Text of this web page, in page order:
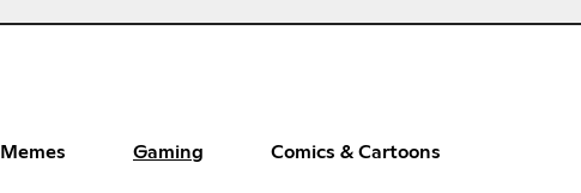
Memes Gaming Comics & Cartoons